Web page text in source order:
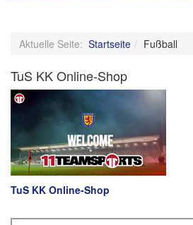
Aktuelle Seite: Startseite Fußball
TuS KK Online-Shop
TuS KK Online-Shop